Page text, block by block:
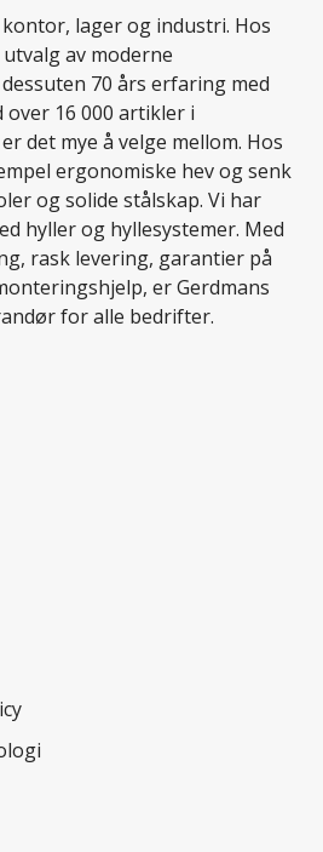
lager og industri. Hos
av moderne
70 års erfaring med
16 000 artikler i
det mye å velge mellom. Hos
ergonomiske hev og senk
og solide stålskap. Vi har
hyller og hyllesystemer. Med
rask levering, garantier på
er Gerdmans
for alle bedrifter.